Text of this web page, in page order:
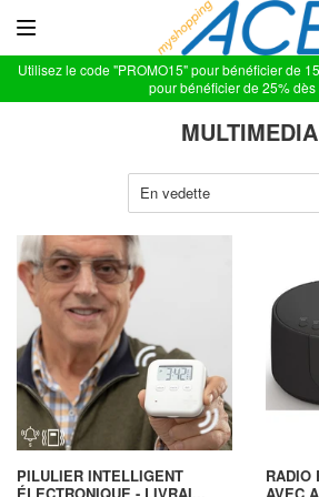
Utilisez le code "PROMO15" pour bénéficier de
pour bénéficier de 25% dès
MULTIMEDIA
PILULIER INTELLIGENT
RADIO